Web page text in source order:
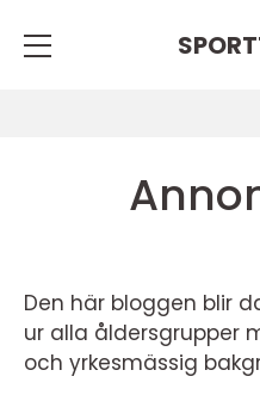
Den här bloggen blir
ur alla åldersgrupper
och yrkesmässig